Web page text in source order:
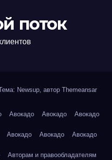
поток
Newsup, автор Themeansar
Авокадо Авокадо Авокадо
Авокадо Авокадо Авокадо
Авторам и правообладателям